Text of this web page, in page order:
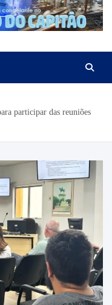
participar das reuniões